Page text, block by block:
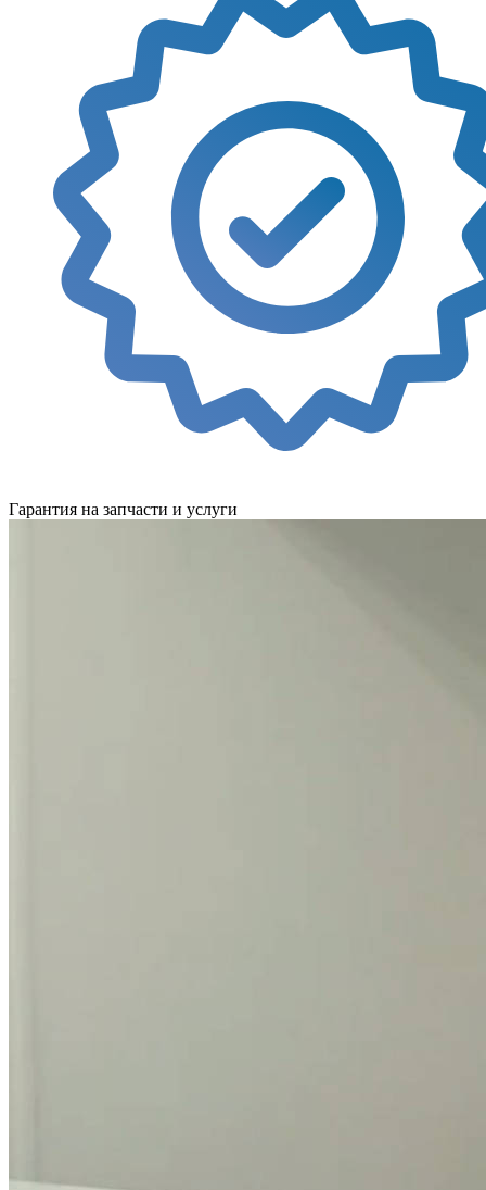
Гарантия на запчасти и услуги